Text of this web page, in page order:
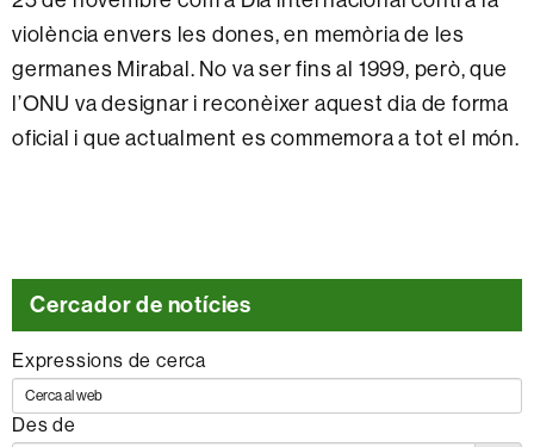
violència envers les dones, en memòria de les
germanes Mirabal. No va ser fins al 1999, però, que
l’ONU va designar i reconèixer aquest dia de forma
oficial i que actualment es commemora a tot el món.
Cercador de notícies
Expressions de cerca
Des de